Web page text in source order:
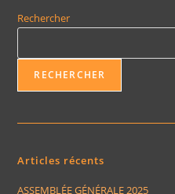
Rechercher
RECHERCHER
Articles récents
ASSEMBLÉE GÉNÉRALE 2025